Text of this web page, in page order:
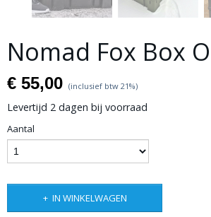
Nomad Fox Box
€ 55,00 (inclusief btw 21%)
Levertijd 2 dagen bij voorraad
Aantal
IN WINKELWAGEN